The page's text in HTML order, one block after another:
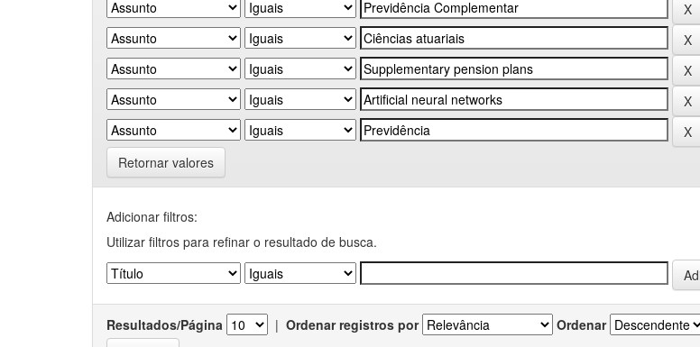
Retornar valores
Adicionar filtros:
Utilizar filtros para refinar o resultado de busca.
Resultados/Página | Ordenar registros por Ordenar